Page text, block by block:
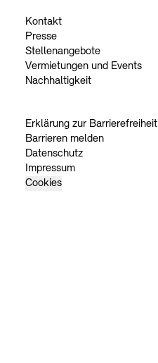
Kontakt
Presse
Stellenangebote
Vermietungen und Events
Nachhaltigkeit
Erklärung zur Barrierefreiheit
Barrieren melden
Datenschutz
Impressum
Cookies